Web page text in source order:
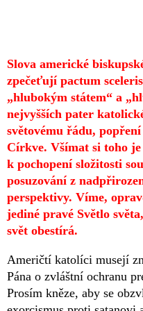
Slova americké
zpečeťují pactum
„hlubokým státem“ a
nejvyšších pater
světovému řádu,
Církve. Všímat si toho
k pochopení složitosti
posuzování z
perspektivy. Víme,
jediné pravé Světlo
svět obestírá.
Američtí katolíci musejí
Pána o zvláštní ochranu
Prosím kněze, aby se